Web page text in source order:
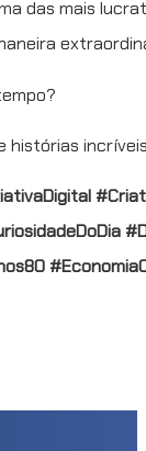
das mais
histórias